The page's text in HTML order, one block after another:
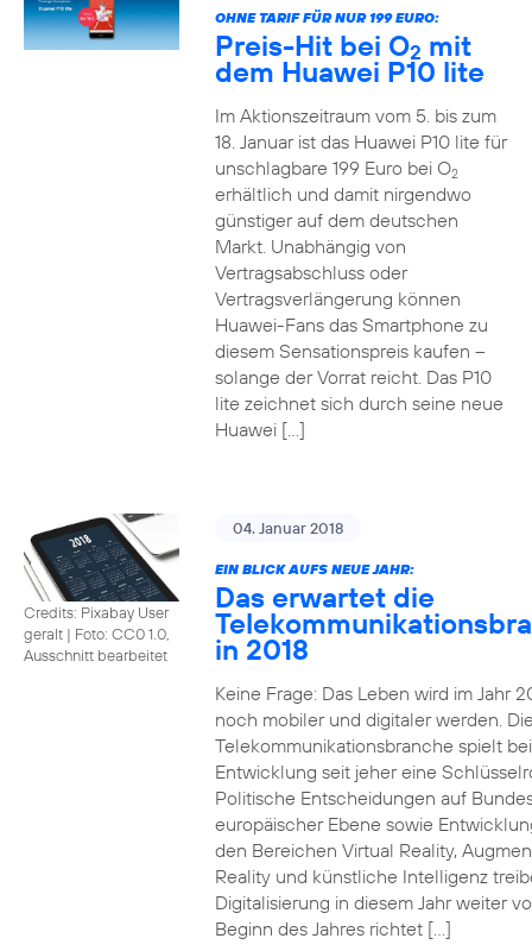
OHNE TARIF FÜR NUR 199 EURO:
Preis-Hit bei O2 mit
dem Huawei P10 lite
Im Aktionszeitraum vom 5. bis zum
18. Januar ist das Huawei P10 lite für
unschlagbare 199 Euro bei O2
erhältlich und damit nirgendwo
günstiger auf dem deutschen
Markt. Unabhängig von
Vertragsabschluss oder
Vertragsverlängerung können
Huawei-Fans das Smartphone zu
diesem Sensationspreis kaufen –
solange der Vorrat reicht. Das P10
lite zeichnet sich durch seine neue
Huawei […]
Credits: Pixabay User
geralt | Foto: CC0 1.0,
Ausschnitt bearbeitet
04. Januar 2018
EIN BLICK AUFS NEUE JAHR:
Das erwartet die
in 2018
Keine Frage: Das Leben wird im Jahr
noch mobiler und digitaler werden.
Telekommunikationsbranche spielt
Entwicklung seit jeher eine
Politische Entscheidungen auf
europäischer Ebene sowie
den Bereichen Virtual Reality,
Reality und künstliche Intelligenz
Digitalisierung in diesem Jahr weiter
Beginn des Jahres richtet […]